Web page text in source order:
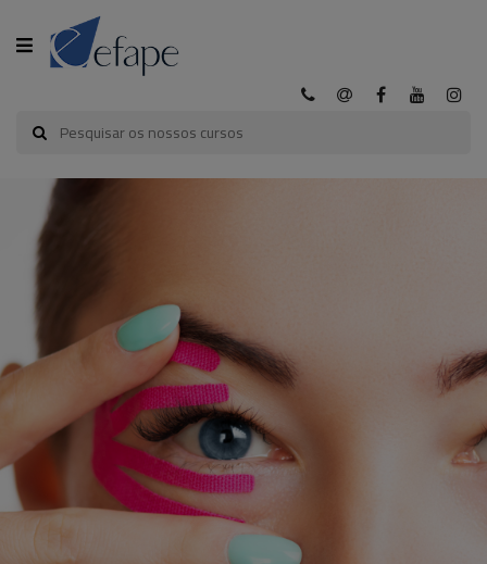
CATEGORIA
INÍCIO
EFAPE
CURSOS
EFAPE
E-
LEARNING
AGENDA
EFAPE